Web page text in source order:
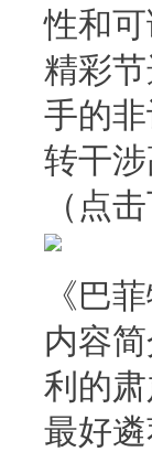
性和
精彩
手的
转干
（点
《巴
内容
利的
最好遴